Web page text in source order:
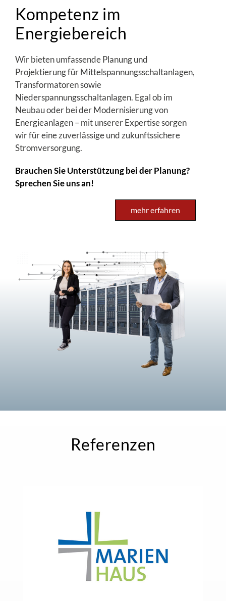
Kompetenz im
Energiebereich
Wir bieten umfassende Planung und
Projektierung für Mittelspannungsschaltanlagen,
Transformatoren sowie
Niederspannungsschaltanlagen. Egal ob im
Neubau oder bei der Modernisierung von
Energieanlagen – mit unserer Expertise sorgen
wir für eine zuverlässige und zukunftssichere
Stromversorgung.
Brauchen Sie Unterstützung bei der Planung?
Sprechen Sie uns an!
mehr erfahren
Referenzen